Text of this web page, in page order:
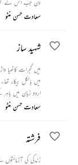
دن جب اس کے گھر
میں دس برس تک
سعادت حسن منٹو
شہید ساز
میں گجرات کاٹھیا
میں بالکل بیکار
اردو زبان میں
سعادت حسن منٹو
فرشتہ
زندگی کی آزمائشوں